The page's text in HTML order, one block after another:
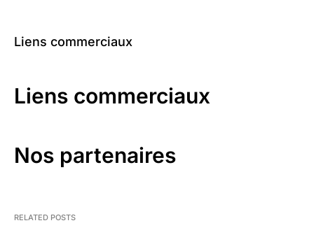
Liens commerciaux
Liens commerciaux
Nos partenaires
RELATED POSTS